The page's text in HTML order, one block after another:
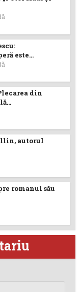
este...
din
autorul
romanul său